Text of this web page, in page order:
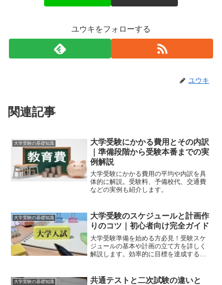
ユウキをフォローする
ユウキ
関連記事
大学受験の基礎知識
大学受験にかかる費用とその内訳
｜準備段階から受験本番までの実
例解説
大学受験にかかる費用の平均や内訳を具
体的に解説。受験料、予備校代、交通費
などの実例も紹介します。
大学受験の基礎知識
大学受験のスケジュールと計画作
りのコツ｜初心者向け完全ガイド
大学受験準備を始める方必見！受験スケ
ジュールの基本や計画の立て方を詳しく
解説します。効率的に目標を達成する方
大学受験の基礎知識
共通テストと二次試験の違いと